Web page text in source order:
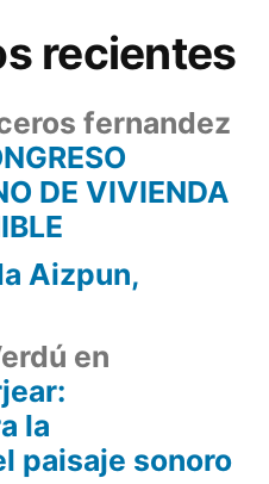
recientes
fernandez
DE VIVIENDA
Aizpun,
en
la
paisaje sonoro